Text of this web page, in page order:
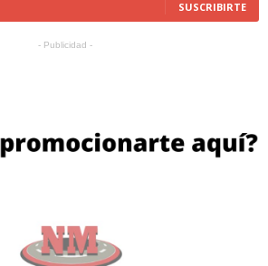
SUSCRIBIRTE
- Publicidad -